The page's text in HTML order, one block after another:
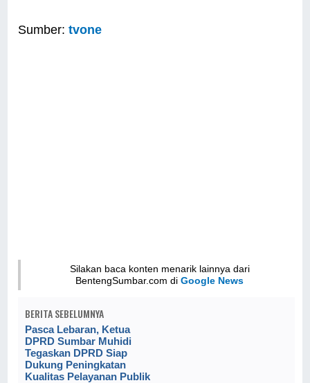
Sumber:tvone
Silakan baca konten menarik lainnya dari
BentengSumbar.com diGoogle News
BERITA SEBELUMNYA
Pasca Lebaran, Ketua
DPRD Sumbar Muhidi
Tegaskan DPRD Siap
Dukung Peningkatan
Kualitas Pelayanan Publik